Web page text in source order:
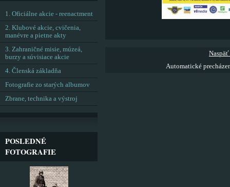
Automatické
1. Oficiálne akcie - reenactment
2. Klubové akcie, cvičenia,
manévre a pietne akty
3. Zahraničné misie, múzeá,
burzy a súvisiace akcie
4. Členská základňa
Fotografie zo starých albumov
Zbrane, technika a výstroj
POSLEDNÉ
FOTOGRAFIE